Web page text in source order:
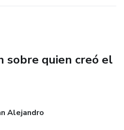
sobre quien creó el
Alejandro